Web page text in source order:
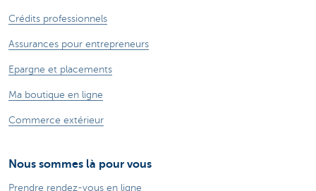
Crédits professionnels
Assurances pour entrepreneurs
Epargne et placements
Ma boutique en ligne
Commerce extérieur
Nous sommes là pour vous
Prendre rendez-vous en ligne